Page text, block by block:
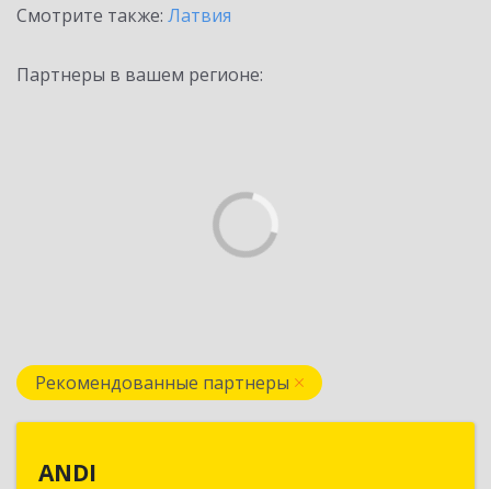
Смотрите также: Латвия
Партнеры в вашем регионе:
Рекомендованные партнеры
ANDI